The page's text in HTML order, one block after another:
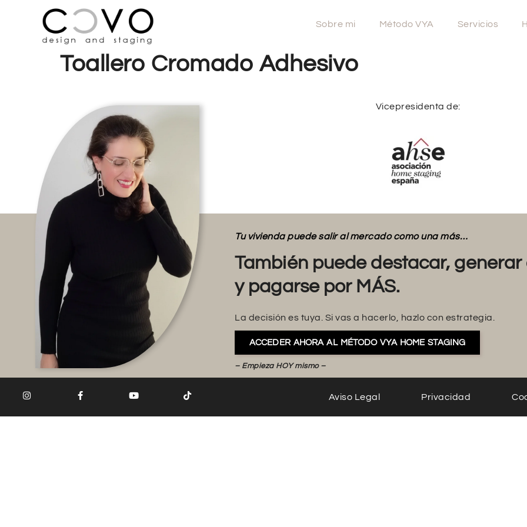
Sobre mi Método VYA Servicios
Toallero Cromado Adhesivo
Vicepresidenta de:
Tu vivienda puede salir al mercado como una más…
También puede destacar, generar
y pagarse por MÁS.
La decisión es tuya. Si vas a hacerlo, hazlo con estrategia.
ACCEDER AHORA AL MÉTODO VYA HOME STAGING
– Empieza HOY mismo –
Aviso Legal Privacidad